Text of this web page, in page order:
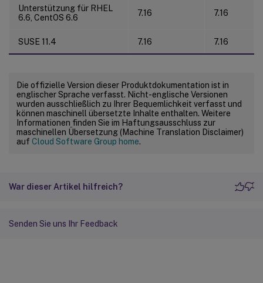
Unterstützung für RHEL
6.6, CentOS 6.6
7.16 7.16
SUSE 11.4 7.16 7.16
Die offizielle Version dieser Produktdokumentation ist in
englischer Sprache verfasst. Nicht-englische Versionen
wurden ausschließlich zu Ihrer Bequemlichkeit verfasst und
können maschinell übersetzte Inhalte enthalten. Weitere
Informationen finden Sie im Haftungsausschluss zur
maschinellen Übersetzung (Machine Translation Disclaimer)
auf Cloud Software Group home.
War dieser Artikel hilfreich?
Senden Sie uns Ihr Feedback